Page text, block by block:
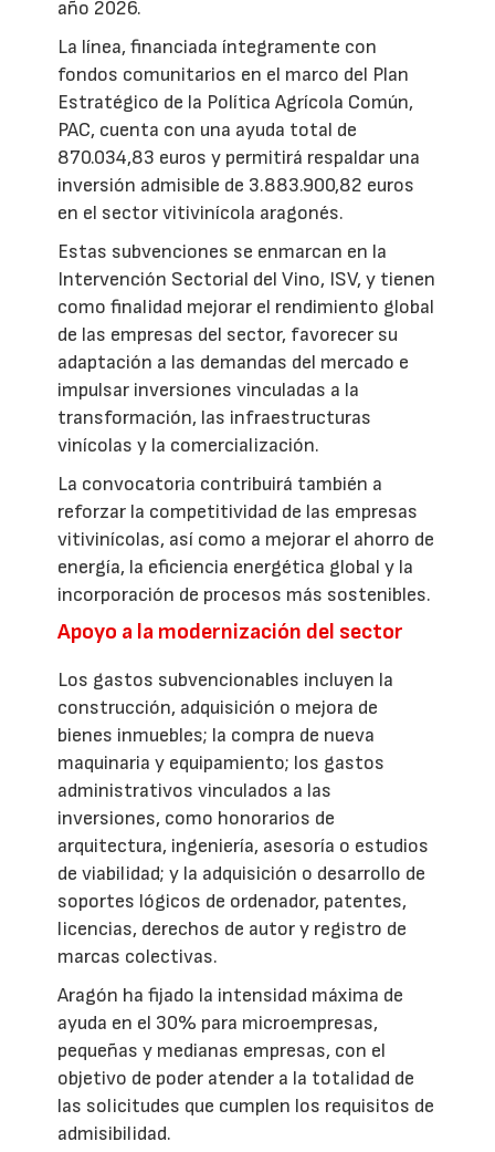
año 2026.
La línea, financiada íntegramente con
fondos comunitarios en el marco del Plan
Estratégico de la Política Agrícola Común,
PAC, cuenta con una ayuda total de
870.034,83 euros y permitirá respaldar una
inversión admisible de 3.883.900,82 euros
en el sector vitivinícola aragonés.
Estas subvenciones se enmarcan en la
Intervención Sectorial del Vino, ISV, y tienen
como finalidad mejorar el rendimiento global
de las empresas del sector, favorecer su
adaptación a las demandas del mercado e
impulsar inversiones vinculadas a la
transformación, las infraestructuras
vinícolas y la comercialización.
La convocatoria contribuirá también a
reforzar la competitividad de las empresas
vitivinícolas, así como a mejorar el ahorro de
energía, la eficiencia energética global y la
incorporación de procesos más sostenibles.
Apoyo a la modernización del sector
Los gastos subvencionables incluyen la
construcción, adquisición o mejora de
bienes inmuebles; la compra de nueva
maquinaria y equipamiento; los gastos
administrativos vinculados a las
inversiones, como honorarios de
arquitectura, ingeniería, asesoría o estudios
de viabilidad; y la adquisición o desarrollo de
soportes lógicos de ordenador, patentes,
licencias, derechos de autor y registro de
marcas colectivas.
Aragón ha fijado la intensidad máxima de
ayuda en el 30% para microempresas,
pequeñas y medianas empresas, con el
objetivo de poder atender a la totalidad de
las solicitudes que cumplen los requisitos de
admisibilidad.